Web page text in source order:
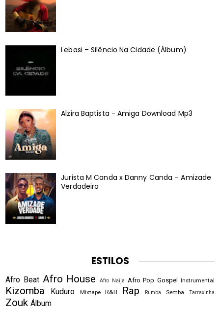
Lebasi – Silêncio Na Cidade (Álbum)
Alzira Baptista - Amiga Download Mp3
Jurista M Canda x Danny Canda – Amizade
Verdadeira
ESTILOS
Afro Beat Afro House Afro Naija Afro Pop Gospel Instrumental
Kizomba Kuduro Mixtape R&B Rap Rumba Semba Tarraxinha
Zouk Álbum